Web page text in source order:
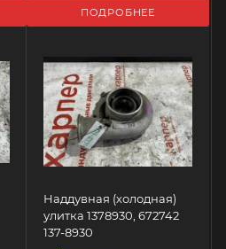
ПОДРОБНЕЕ
Наддувная (холодная)
улитка 1378930, 672742
137-8930